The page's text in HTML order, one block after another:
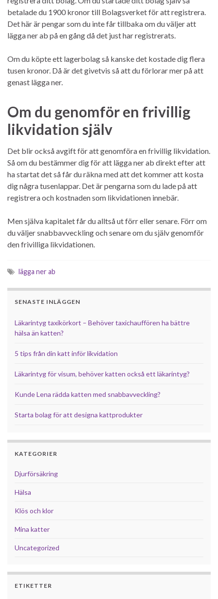
betalade du 1900 kronor till Bolagsverket för att registrera.
Det här är pengar som du inte får tillbaka om du väljer att
lägga ner ab på en gång då det just har registrerats.
Om du köpte ett lagerbolag så kanske det kostade dig flera
tusen kronor. Då är det givetvis så att du förlorar mer på att
genast lägga ner.
Om du genomför en frivillig
likvidation själv
Det blir också avgift för att genomföra en frivillig likvidation.
Så om du bestämmer dig för att lägga ner ab direkt efter att
ha startat det så får du räkna med att det kommer att kosta
dig några tusenlappar. Det är pengarna som du lade på att
registrera och kostnaden som likvidationen innebär.
Men själva kapitalet får du alltså ut förr eller senare. Förr om
du väljer snabbavveckling och senare om du själv genomför
den frivilliga likvidationen.
lägga ner ab
SENASTE INLÄGGEN
Läkarintyg taxikörkort – Behöver taxichauffören ha bättre
hälsa än katten?
5 tips från din katt inför likvidation
Läkarintyg för visum, behöver katten också ett läkarintyg?
Kunde Lena rädda katten med snabbavveckling?
Starta bolag för att designa kattprodukter
KATEGORIER
Djurförsäkring
Hälsa
Klös och klor
Mina katter
Uncategorized
ETIKETTER